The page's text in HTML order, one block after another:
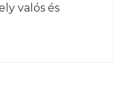
valós és